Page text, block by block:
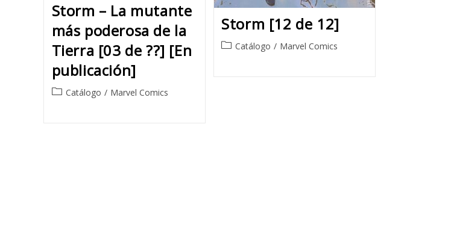
Storm – La mutante
más poderosa de la
Tierra [03 de ??] [En
publicación]
PostCatálogo / Marvel Comics
Storm [12 de 12]
PostCatálogo / Marvel Comics